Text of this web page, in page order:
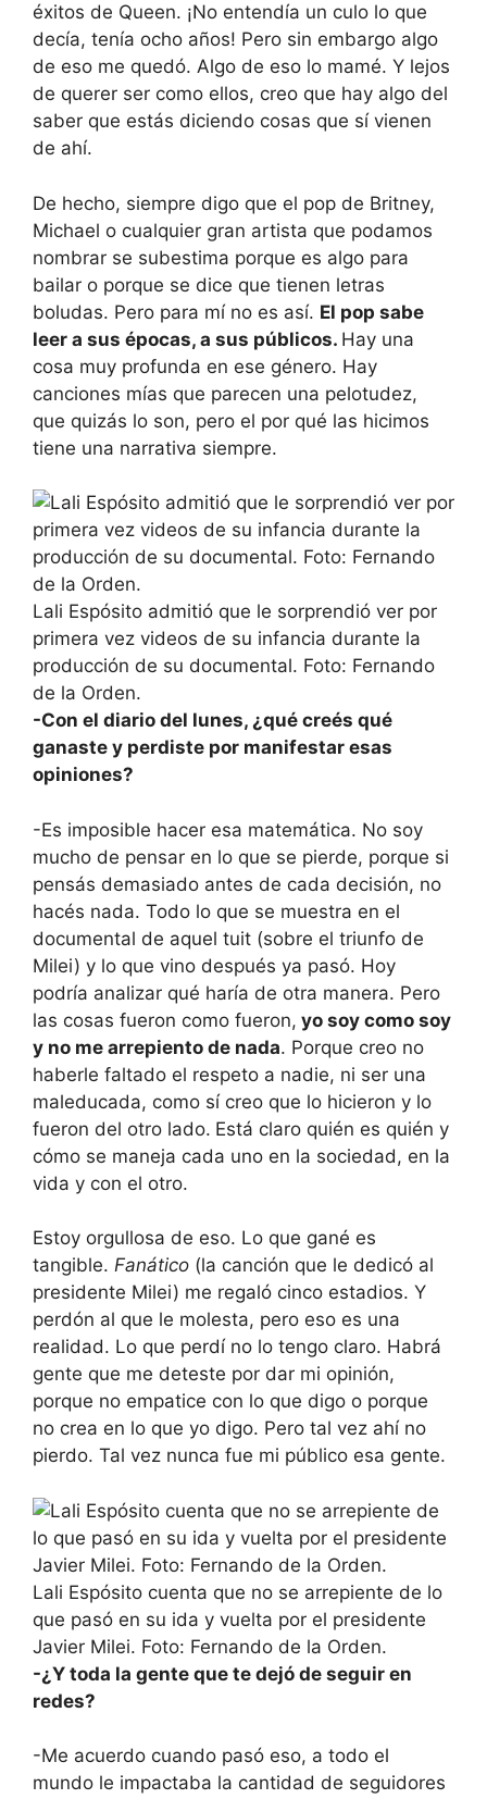
éxitos de Queen. ¡No entendía un culo lo que
decía, tenía ocho años! Pero sin embargo algo
de eso me quedó. Algo de eso lo mamé. Y lejos
de querer ser como ellos, creo que hay algo del
saber que estás diciendo cosas que sí vienen
de ahí.
De hecho, siempre digo que el pop de Britney,
Michael o cualquier gran artista que podamos
nombrar se subestima porque es algo para
bailar o porque se dice que tienen letras
boludas. Pero para mí no es así. El pop sabe
leer a sus épocas, a sus públicos. Hay una
cosa muy profunda en ese género. Hay
canciones mías que parecen una pelotudez,
que quizás lo son, pero el por qué las hicimos
tiene una narrativa siempre.
Lali Espósito admitió que le sorprendió ver por
primera vez videos de su infancia durante la
producción de su documental. Foto: Fernando
de la Orden.
-Con el diario del lunes, ¿qué creés qué
ganaste y perdiste por manifestar esas
opiniones?
-Es imposible hacer esa matemática. No soy
mucho de pensar en lo que se pierde, porque si
pensás demasiado antes de cada decisión, no
hacés nada. Todo lo que se muestra en el
documental de aquel tuit (sobre el triunfo de
Milei) y lo que vino después ya pasó. Hoy
podría analizar qué haría de otra manera. Pero
las cosas fueron como fueron, yo soy como soy
y no me arrepiento de nada. Porque creo no
haberle faltado el respeto a nadie, ni ser una
maleducada, como sí creo que lo hicieron y lo
fueron del otro lado. Está claro quién es quién y
cómo se maneja cada uno en la sociedad, en la
vida y con el otro.
Estoy orgullosa de eso. Lo que gané es
tangible. Fanático (la canción que le dedicó al
presidente Milei) me regaló cinco estadios. Y
perdón al que le molesta, pero eso es una
realidad. Lo que perdí no lo tengo claro. Habrá
gente que me deteste por dar mi opinión,
porque no empatice con lo que digo o porque
no crea en lo que yo digo. Pero tal vez ahí no
pierdo. Tal vez nunca fue mi público esa gente.
Lali Espósito cuenta que no se arrepiente de lo
que pasó en su ida y vuelta por el presidente
Javier Milei. Foto: Fernando de la Orden.
-¿Y toda la gente que te dejó de seguir en
redes?
-Me acuerdo cuando pasó eso, a todo el
mundo le impactaba la cantidad de seguidores